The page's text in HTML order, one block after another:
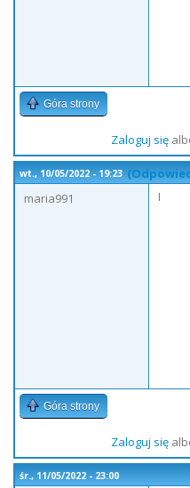
Góra strony
Zaloguj się
wt., 10/05/2022 - 19:23
maria991
I
Góra strony
Zaloguj się
śr., 11/05/2022 - 23:00